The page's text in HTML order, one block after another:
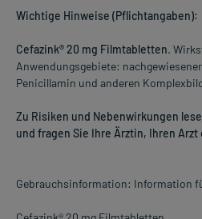
Wichtige Hinweise (Pflichtangaben):
Cefazink® 20 mg Filmtabletten.
Anwendungsgebiete:
Penicillamin und anderen
Zu Risiken und Nebenwirkungen
und fragen Sie Ihre Ärztin, Ihren
Gebrauchsinformation: Information